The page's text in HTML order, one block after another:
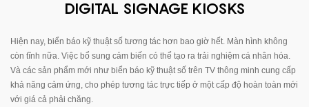
DIGITAL SIGNAGE KIOSKS
Hiện nay, biển báo kỹ thuật số tương tác hơn bao giờ hết. Màn hình không
còn tĩnh nữa. Việc bổ sung cảm biến có thể tạo ra trải nghiệm cá nhân hóa.
Và các sản phẩm mới như biển báo kỹ thuật số trên TV thông minh cung cấp
khả năng cảm ứng, cho phép tương tác trực tiếp ở một cấp độ hoàn toàn mới
với giá cả phải chăng.